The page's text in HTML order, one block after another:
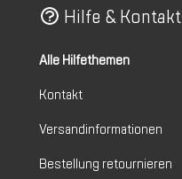
Hilfe & Kontakt
Alle Hilfethemen
Kontakt
Versandinformationen
Bestellung retournieren